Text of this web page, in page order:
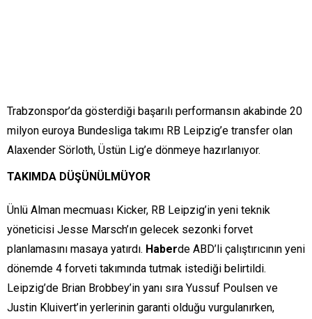
Trabzonspor’da gösterdiği başarılı performansın akabinde 20
milyon euroya Bundesliga takımı RB Leipzig’e transfer olan
Alaxender Sörloth, Üstün Lig’e dönmeye hazırlanıyor.
TAKIMDA DÜŞÜNÜLMÜYOR
Ünlü Alman mecmuası Kicker, RB Leipzig’in yeni teknik
yöneticisi Jesse Marsch’ın gelecek sezonki forvet
planlamasını masaya yatırdı. Haberde ABD’li çalıştırıcının yeni
dönemde 4 forveti takımında tutmak istediği belirtildi.
Leipzig’de Brian Brobbey’in yanı sıra Yussuf Poulsen ve
Justin Kluivert’in yerlerinin garanti olduğu vurgulanırken,